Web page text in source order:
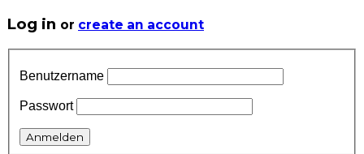
Log in or create an account
Benutzername
Passwort